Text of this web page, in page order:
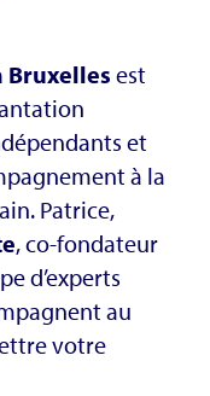
Bruxelles est
et
à la
Patrice,
, co-fondateur
d’experts
au
votre